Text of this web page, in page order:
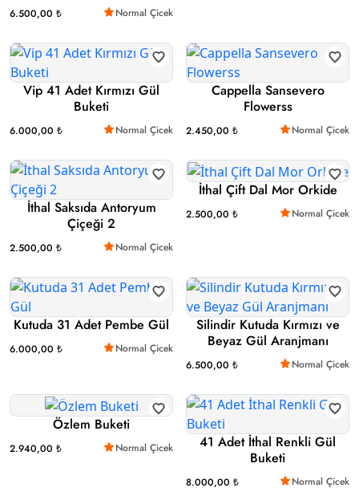
6.500,00 ₺ Normal Çicek
Vip 41 Adet Kırmızı Gül
Buketi
6.000,00 ₺ Normal Çicek
Cappella Sansevero
Flowerss
2.450,00 ₺ Normal Çicek
İthal Saksıda Antoryum
Çiçeği 2
2.500,00 ₺ Normal Çicek
İthal Çift Dal Mor Orkide
2.500,00 ₺ Normal Çicek
Kutuda 31 Adet Pembe Gül
6.000,00 ₺ Normal Çicek
Silindir Kutuda Kırmızı ve
Beyaz Gül Aranjmanı
6.500,00 ₺ Normal Çicek
Özlem Buketi
2.940,00 ₺ Normal Çicek
41 Adet İthal Renkli Gül
Buketi
8.000,00 ₺ Normal Çicek